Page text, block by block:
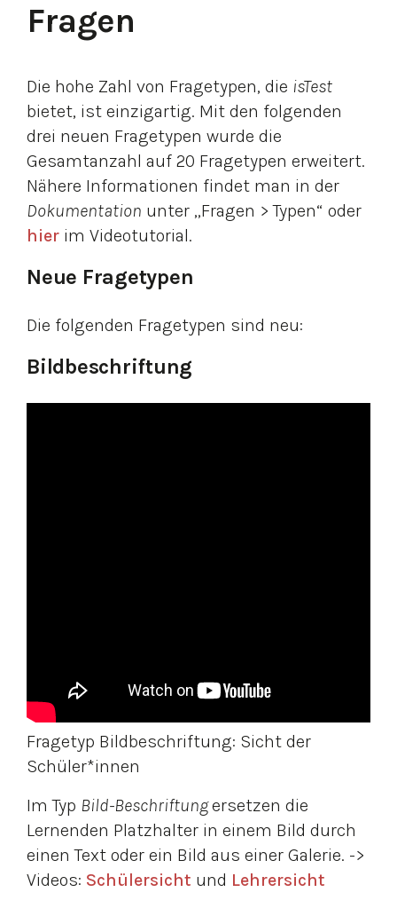
Fragen
Die hohe Zahl von Fragetypen, die isTest
bietet, ist einzigartig. Mit den folgenden
drei neuen Fragetypen wurde die
Gesamtanzahl auf 20 Fragetypen erweitert.
Nähere Informationen findet man in der
Dokumentation unter „Fragen > Typen“ oder
hier im Videotutorial.
Neue Fragetypen
Die folgenden Fragetypen sind neu:
Bildbeschriftung
Fragetyp Bildbeschriftung: Sicht der
Schüler*innen
Im Typ Bild-Beschriftungersetzen die
Lernenden Platzhalter in einem Bild durch
einen Text oder ein Bild aus einer Galerie. ->
Videos: Schülersicht und Lehrersicht